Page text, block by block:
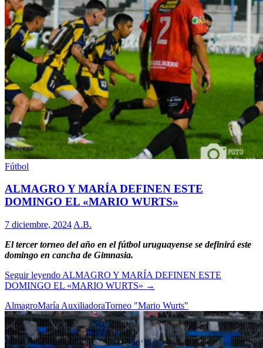
Fútbol
ALMAGRO Y MARÍA DEFINEN ESTE
DOMINGO EL «MARIO WURTS»
7 diciembre, 2024 A.B.
El tercer torneo del año en el fútbol uruguayense se definirá este
domingo en cancha de Gimnasia.
Seguir leyendo ALMAGRO Y MARÍA DEFINEN ESTE
DOMINGO EL «MARIO WURTS» →
AlmagroMaría AuxiliadoraTorneo "Mario Wurts"